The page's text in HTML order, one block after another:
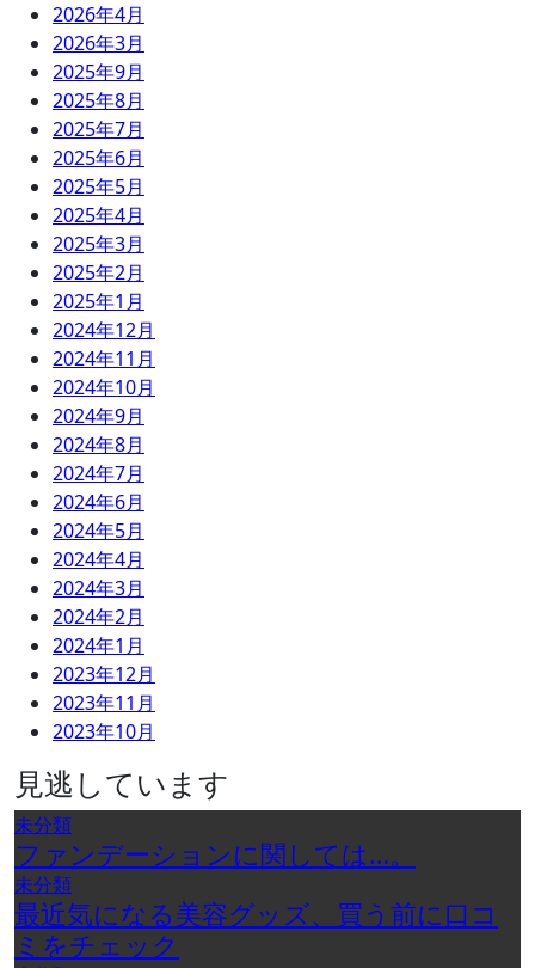
2026年4月
2026年3月
2025年9月
2025年8月
2025年7月
2025年6月
2025年5月
2025年4月
2025年3月
2025年2月
2025年1月
2024年12月
2024年11月
2024年10月
2024年9月
2024年8月
2024年7月
2024年6月
2024年5月
2024年4月
2024年3月
2024年2月
2024年1月
2023年12月
2023年11月
2023年10月
見逃しています
未分類
ファンデーションに関しては…。
未分類
最近気になる美容グッズ、買う前に口コ
ミをチェック